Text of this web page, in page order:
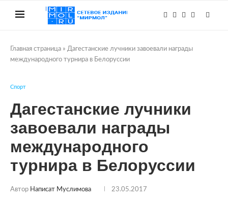
Главная страница » Дагестанские лучники завоевали награды
международного турнира в Белоруссии
Спорт
Дагестанские лучники
завоевали награды
международного
турнира в Белоруссии
Автор Написат Муслимова 23.05.2017